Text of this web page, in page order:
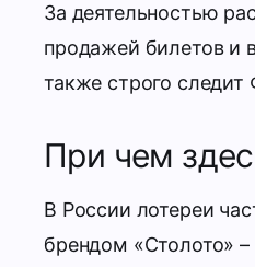
За деятельностью
продажей билетов и
также строго
При чем
В России лотереи
брендом «Столото»